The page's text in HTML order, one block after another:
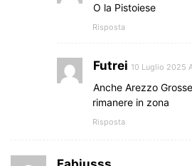
O la Pistoiese
Risposta
Futrei 10 Luglio 2025
Anche Arezzo
rimanere in zona
Risposta